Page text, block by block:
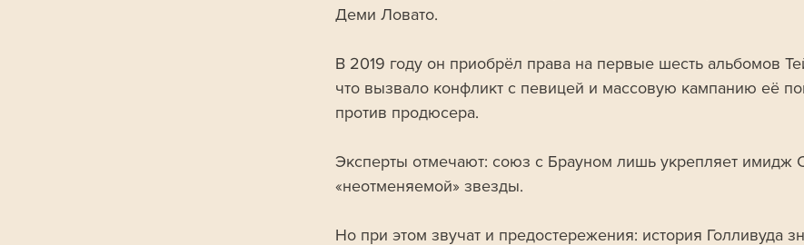
Деми Ловато.
В 2019 году он приобрёл права на первые шесть альбомов
что вызвало конфликт с певицей и массовую кампанию её
против продюсера.
Эксперты отмечают: союз с Брауном лишь укрепляет имидж
«неотменяемой» звезды.
Но при этом звучат и предостережения: история Голливуда